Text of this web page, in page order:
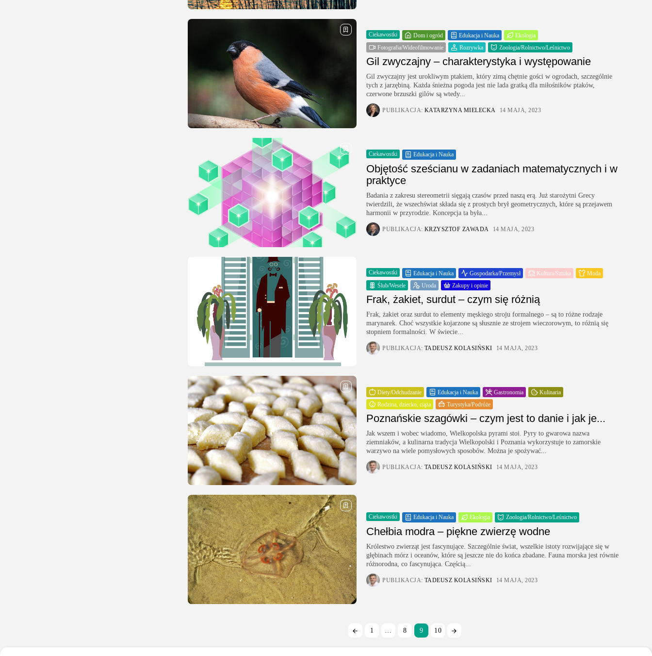
Ciekawostki Dom i ogród Edukacja i Nauka
Ekologia
Fotografia/Wideofilmowanie
Rozrywka Zoologia/Rolnictwo/Leśnictwo
Gil zwyczajny – charakterystyka i występowanie
Gil zwyczajny jest urokliwym ptakiem, który zimą chętnie gości w ogrodach, szczególnie
tych z jarzębiną. Każda śnieżna pogoda jest nie lada gratką dla miłośników ptaków,
czerwone brzuszki gilów są wtedy...
PUBLIKACJA: KATARZYNA MIELECKA 14 MAJA, 2023
Ciekawostki Edukacja i Nauka
Objętość sześcianu w zadaniach matematycznych i w
praktyce
Badania z zakresu stereometrii sięgają czasów przed naszą erą. Już starożytni Grecy
twierdzili, że wszechświat składa się z prostych brył geometrycznych, które są przejawem
harmonii w przyrodzie. Koncepcja ta była...
PUBLIKACJA: KRZYSZTOF ZAWADA 14 MAJA, 2023
Ciekawostki Edukacja i Nauka Gospodarka/Przemysł Kultura/Sztuka
Moda
Ślub/Wesele
Uroda Zakupy i opinie
Frak, żakiet, surdut – czym się różnią
Frak, żakiet oraz surdut to elementy męskiego stroju formalnego – są to różne rodzaje
marynarek. Choć wszystkie kojarzone są słusznie ze strojem wieczorowym, to różnią się
stopniem formalności. W świecie...
PUBLIKACJA: TADEUSZ KOLASIŃSKI 14 MAJA, 2023
Diety/Odchudzanie Edukacja i Nauka Gastronomia
Kulinaria
Rodzina, dziecko, ciąża
Turystyka/Podróże
Poznańskie szagówki – czym jest to danie i jak je...
Jak wszem i wobec wiadomo, Wielkopolska pyrami stoi. Pyry to gwarowa nazwa
ziemniaków, a kulinarna tradycja Wielkopolski i Poznania wykorzystuje to zamorskie
warzywo na wiele pomysłowych sposobów. Można je spożywać...
PUBLIKACJA: TADEUSZ KOLASIŃSKI 14 MAJA, 2023
Ciekawostki Edukacja i Nauka Ekologia Zoologia/Rolnictwo/Leśnictwo
Chełbia modra – piękne zwierzę wodne
Królestwo zwierząt jest fascynujące. Szczególnie świat, wszelkie istoty rozwijające się w
głębinach mórz i oceanów, które są jeszcze nie do końca zbadane. Fauna morska jest równie
różnorodna, co fascynująca. Częścią...
PUBLIKACJA: TADEUSZ KOLASIŃSKI 14 MAJA, 2023
1 … 8 9 10